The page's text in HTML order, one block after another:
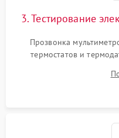
3. Тестирование
Прозвонка
термостатов и
модуля, реле, диодных
индукции). Проверка